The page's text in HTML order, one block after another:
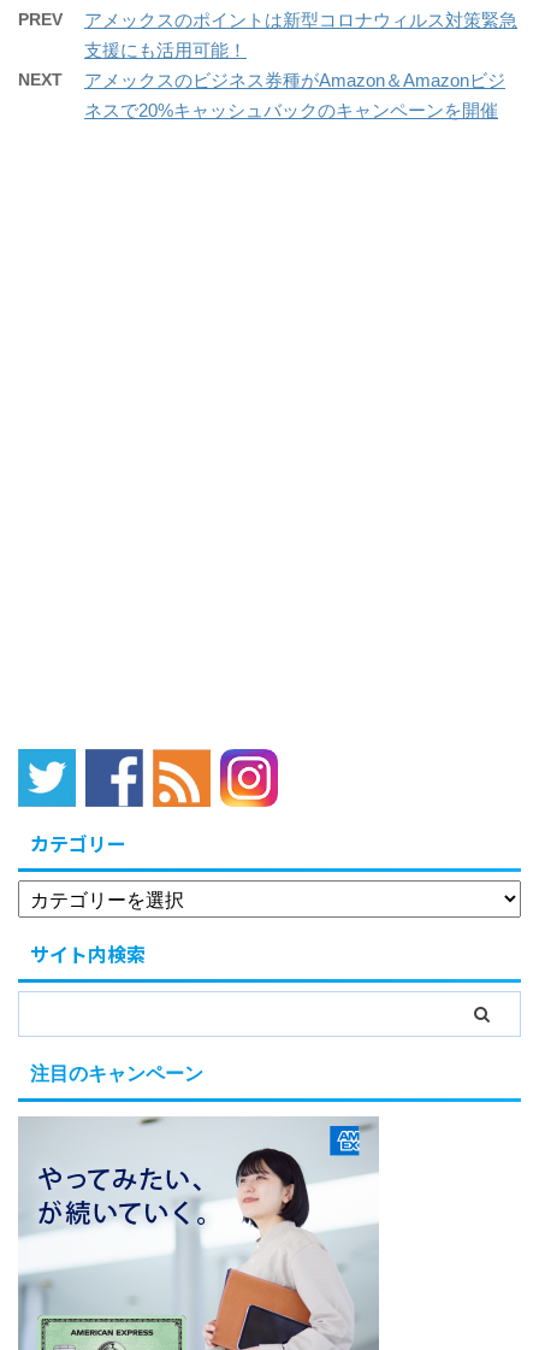
ェブサイト、アプリ
（iOS・Android）、電話
で購入 キャンペーン特典
10%キャッシュバック
ンペーン特典 3,000円(税
ッシュバック ※上限は
500円（1回のみ） 対象
東京 台場の4つのレスト
ランで10,000円キャッシ
ュバックキャンペーン
（最大20,000円）を開催
ル東京の5つのレストラ
バックキャンペーン（最
大150,000円）を開催し
PREV
アメックスのポイントは新型コロナウィルス対策緊急
支援にも活用可能！
NEXT
アメックスのビジネス券種がAmazon＆Amazonビジ
ネスで20%キャッシュバックのキャンペーンを開催
カテゴリー
サイト内検索
注目のキャンペーン